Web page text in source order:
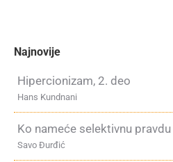
Najnovije
Hipercionizam, 2. deo
Hans Kundnani
Ko nameće selektivnu pravdu
Savo Đurđić